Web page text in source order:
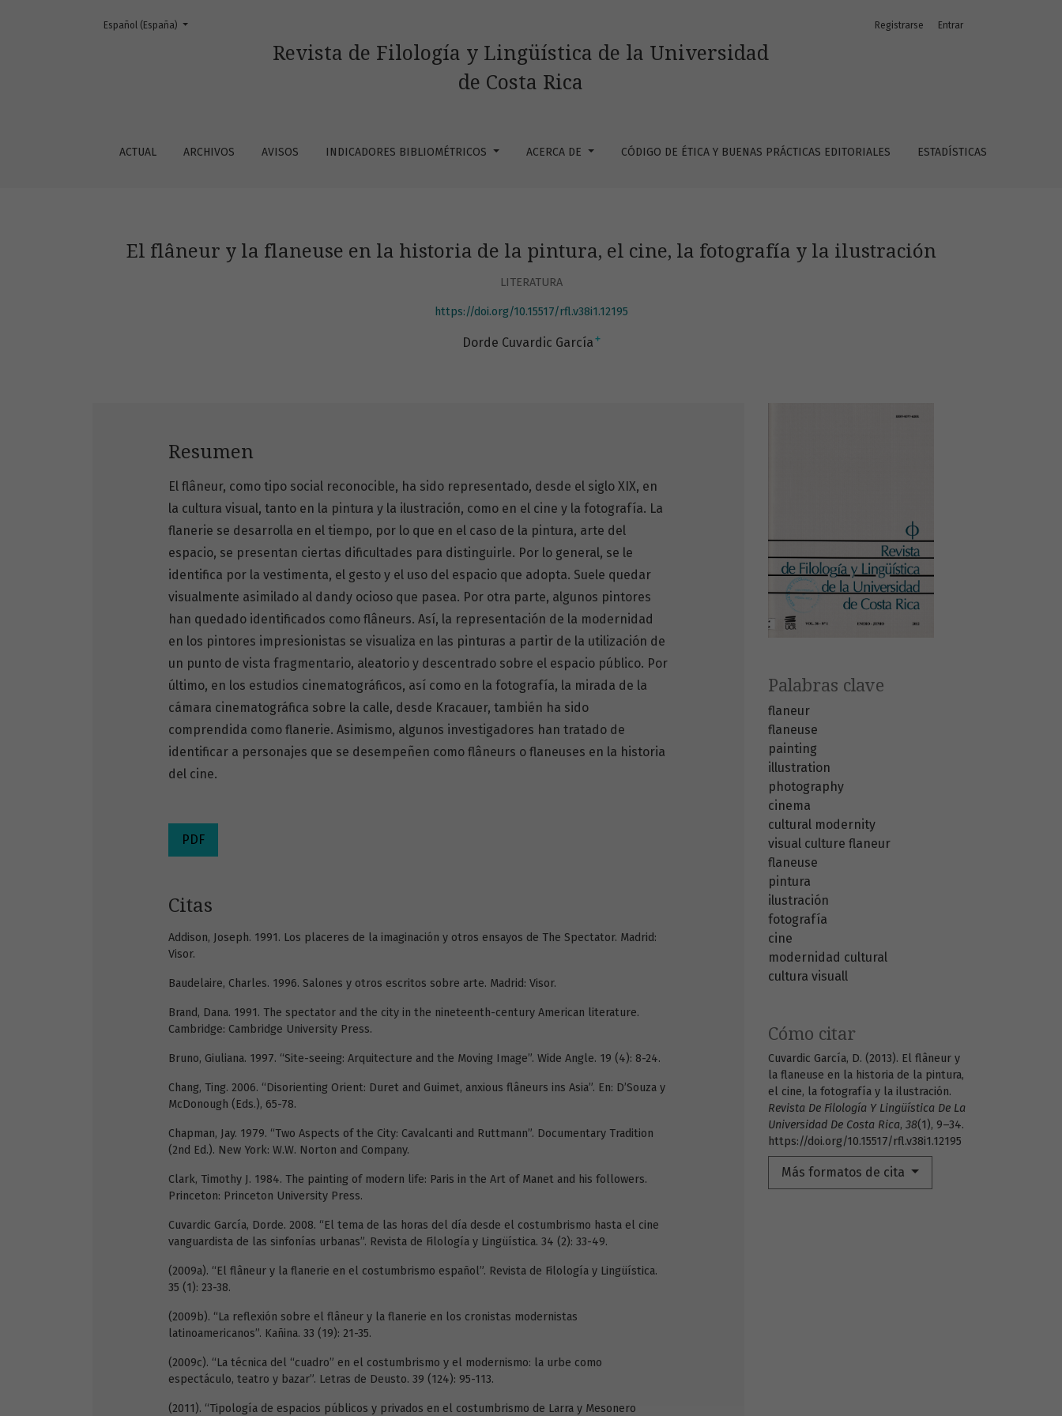
El flâneur y la flaneuse en la historia de la pintura, el cine, la fotografía y la ilustración
Revista de Filología y Lingüística de la Universidad
de Costa Rica
ACTUAL ARCHIVOS AVISOS INDICADORES BIBLIOMÉTRICOS ACERCA DE CÓDIGO DE ÉTICA Y BUENAS PRÁCTICAS EDITORIALES ESTADÍSTICAS
Registrarse Entrar
Cambiar el idioma. El actual es:
Español (España)
El flâneur y la flaneuse en la historia de la pintura, el cine, la fotografía y la ilustración
LITERATURA
https://doi.org/10.15517/rfl.v38i1.12195
Dorde Cuvardic García +
Palabras clave
flaneur
flaneuse
painting
illustration
photography
cinema
cultural modernity
visual culture flaneur
flaneuse
pintura
ilustración
fotografía
cine
modernidad cultural
cultura visuall
Cómo citar
Cuvardic García, D. (2013). El flâneur y
la flaneuse en la historia de la pintura,
el cine, la fotografía y la ilustración.
Revista De Filología Y Lingüística De La
Universidad De Costa Rica, 38(1), 9–34.
https://doi.org/10.15517/rfl.v38i1.12195
Más formatos de cita
Resumen
El flâneur, como tipo social reconocible, ha sido representado, desde el siglo XIX, en
la cultura visual, tanto en la pintura y la ilustración, como en el cine y la fotografía. La
flanerie se desarrolla en el tiempo, por lo que en el caso de la pintura, arte del
espacio, se presentan ciertas dificultades para distinguirle. Por lo general, se le
identifica por la vestimenta, el gesto y el uso del espacio que adopta. Suele quedar
visualmente asimilado al dandy ocioso que pasea. Por otra parte, algunos pintores
han quedado identificados como flâneurs. Así, la representación de la modernidad
en los pintores impresionistas se visualiza en las pinturas a partir de la utilización de
un punto de vista fragmentario, aleatorio y descentrado sobre el espacio público. Por
último, en los estudios cinematográficos, así como en la fotografía, la mirada de la
cámara cinematográfica sobre la calle, desde Kracauer, también ha sido
comprendida como flanerie. Asimismo, algunos investigadores han tratado de
identificar a personajes que se desempeñen como flâneurs o flaneuses en la historia
del cine.
PDF
Citas
Addison, Joseph. 1991. Los placeres de la imaginación y otros ensayos de The Spectator. Madrid:
Visor.
Baudelaire, Charles. 1996. Salones y otros escritos sobre arte. Madrid: Visor.
Brand, Dana. 1991. The spectator and the city in the nineteenth-century American literature.
Cambridge: Cambridge University Press.
Bruno, Giuliana. 1997. “Site-seeing: Arquitecture and the Moving Image”. Wide Angle. 19 (4): 8-24.
Chang, Ting. 2006. “Disorienting Orient: Duret and Guimet, anxious flâneurs ins Asia”. En: D’Souza y
McDonough (Eds.), 65-78.
Chapman, Jay. 1979. “Two Aspects of the City: Cavalcanti and Ruttmann”. Documentary Tradition
(2nd Ed.). New York: W.W. Norton and Company.
Clark, Timothy J. 1984. The painting of modern life: Paris in the Art of Manet and his followers.
Princeton: Princeton University Press.
Cuvardic García, Dorde. 2008. “El tema de las horas del día desde el costumbrismo hasta el cine
vanguardista de las sinfonías urbanas”. Revista de Filología y Lingüística. 34 (2): 33-49.
(2009a). “El flâneur y la flanerie en el costumbrismo español”. Revista de Filología y Lingüística.
35 (1): 23-38.
(2009b). “La reflexión sobre el flâneur y la flanerie en los cronistas modernistas
latinoamericanos”. Kañina. 33 (19): 21-35.
(2009c). “La técnica del “cuadro” en el costumbrismo y el modernismo: la urbe como
espectáculo, teatro y bazar”. Letras de Deusto. 39 (124): 95-113.
(2011). “Tipología de espacios públicos y privados en el costumbrismo de Larra y Mesonero